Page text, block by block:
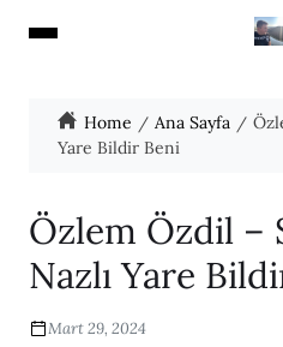
Home Ana Sayfa
Yare Bildir Beni
Özlem Özdil –
Nazlı Yare
Mart 29, 2024